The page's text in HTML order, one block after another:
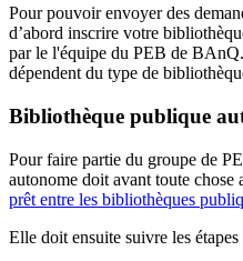
Pour pouvoir envoyer des
d’abord inscrire votre
par le l'équipe du PEB de
dépendent du type de
Bibliothèque publique
Pour faire partie du groupe de
autonome doit avant toute chose
prêt entre les bibliothèques
Elle doit ensuite suivre les étapes